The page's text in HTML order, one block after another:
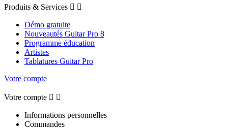
Produits & Services  
Démo gratuite
Nouveautés Guitar Pro 8
Programme éducation
Artistes
Tablatures Guitar Pro
Votre compte
Votre compte  
Informations personnelles
Commandes